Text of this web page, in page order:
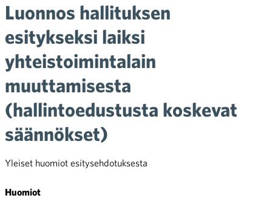
Luonnos hallituksen
esitykseksi laiksi
yhteistoimintalain
muuttamisesta
(hallintoedustusta koskevat
säännökset)
Yleiset huomiot esitysehdotuksesta
Huomiot